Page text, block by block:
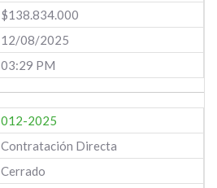
$138.834.000
12/08/2025
03:29 PM
012-2025
Contratación Directa
Cerrado